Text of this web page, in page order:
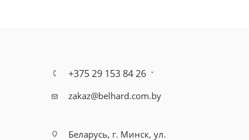
+375 29 153 84 26
zakaz@belhard.com.by
Беларусь, г. Минск, ул.